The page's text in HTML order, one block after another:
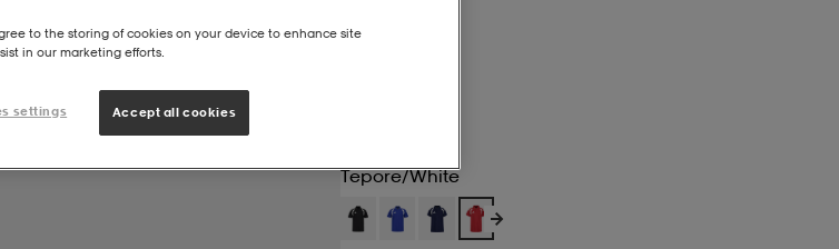
Tepore/white
to the storing of cookies on your device to enhance site
in our marketing efforts.
settings Accept all cookies